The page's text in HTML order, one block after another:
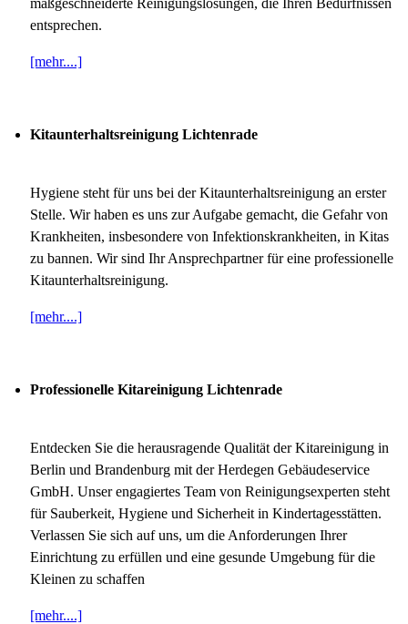
entsprechen.
[mehr....]
Kitaunterhaltsreinigung Lichtenrade
Hygiene steht für uns bei der Kitaunterhaltsreinigung an erster
Stelle. Wir haben es uns zur Aufgabe gemacht, die Gefahr von
Krankheiten, insbesondere von Infektionskrankheiten, in Kitas
zu bannen. Wir sind Ihr Ansprechpartner für eine professionelle
Kitaunterhaltsreinigung.
[mehr....]
Professionelle Kitareinigung Lichtenrade
Entdecken Sie die herausragende Qualität der Kitareinigung in
Berlin und Brandenburg mit der Herdegen Gebäudeservice
GmbH. Unser engagiertes Team von Reinigungsexperten steht
für Sauberkeit, Hygiene und Sicherheit in Kindertagesstätten.
Verlassen Sie sich auf uns, um die Anforderungen Ihrer
Einrichtung zu erfüllen und eine gesunde Umgebung für die
Kleinen zu schaffen
[mehr....]